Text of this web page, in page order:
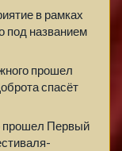
в рамках
под названием
прошел
спасёт
прошел Первый